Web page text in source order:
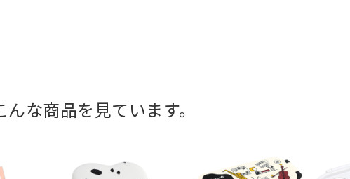
な商品を見ています。